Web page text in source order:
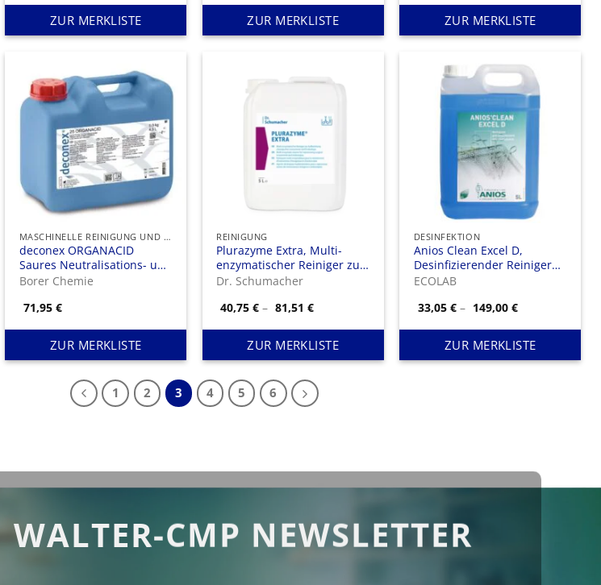
ZUR MERKLISTE ZUR MERKLISTE ZUR MERKLISTE
MASCHINELLE REINIGUNG UND DESINFEKTION
deconex ORGANACID
Saures Neutralisations- und
Vorspülmittel
Borer Chemie
71,95 €
ZUR MERKLISTE
REINIGUNG
Plurazyme Extra, Multi-
enzymatischer Reiniger zur
Aufbereitung chirurgischer
Endoskope
Dr. Schumacher
40,75€ – 81,51€Preisspanne:
bis
81,51 €
ZUR MERKLISTE
DESINFEKTION
Anios Clean Excel D,
Desinfizierender Reiniger
für Medizinprodukte
ECOLAB
33,05 € – 149,00 €Preisspanne:
bis
149,00 €
ZUR MERKLISTE
1 2 3 4 5 6
WALTER-CMP NEWSLETTER